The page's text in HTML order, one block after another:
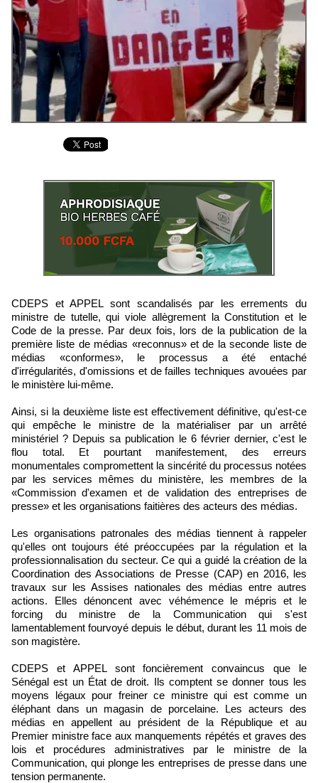
CDEPS et APPEL sont scandalisés par les errements du
ministre de tutelle, qui viole allègrement la Constitution et le
Code de la presse. Par deux fois, lors de la publication de la
première liste de médias «reconnus» et de la seconde liste de
médias «conformes», le processus a été entaché
d'irrégularités, d'omissions et de failles techniques avouées par
le ministère lui-même.
Ainsi, si la deuxième liste est effectivement définitive, qu'est-ce
qui empêche le ministre de la matérialiser par un arrêté
ministériel ? Depuis sa publication le 6 février dernier, c'est le
flou total. Et pourtant manifestement, des erreurs
monumentales compromettent la sincérité du processus notées
par les services mêmes du ministère, les membres de la
«Commission d'examen et de validation des entreprises de
presse» et les organisations faitières des acteurs des médias.
Les organisations patronales des médias tiennent à rappeler
qu'elles ont toujours été préoccupées par la régulation et la
professionnalisation du secteur. Ce qui a guidé la création de la
Coordination des Associations de Presse (CAP) en 2016, les
travaux sur les Assises nationales des médias entre autres
actions. Elles dénoncent avec véhémence le mépris et le
forcing du ministre de la Communication qui s'est
lamentablement fourvoyé depuis le début, durant les 11 mois de
son magistère.
CDEPS et APPEL sont foncièrement convaincus que le
Sénégal est un État de droit. Ils comptent se donner tous les
moyens légaux pour freiner ce ministre qui est comme un
éléphant dans un magasin de porcelaine. Les acteurs des
médias en appellent au président de la République et au
Premier ministre face aux manquements répétés et graves des
lois et procédures administratives par le ministre de la
Communication, qui plonge les entreprises de presse dans une
tension permanente.